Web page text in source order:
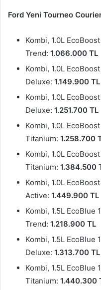
Ford Yeni Tourneo
Kombi, 1.0L
Trend: 1.066.000 TL
Kombi, 1.0L
Deluxe: 1.149.900 TL
Kombi, 1.0L
Deluxe: 1.251.700 TL
Kombi, 1.0L
Titanium: 1.258.700
Kombi, 1.0L
Titanium: 1.384.500
Kombi, 1.0L
Active: 1.449.900 TL
Kombi, 1.5L EcoBlue
Trend: 1.218.900 TL
Kombi, 1.5L EcoBlue
Deluxe: 1.313.700 TL
Kombi, 1.5L EcoBlue
Titanium: 1.440.300